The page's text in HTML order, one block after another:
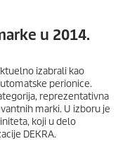
u 2014.
izabrali kao
perionice.
reprezentativna
marki. U izboru je
koji u delo
DEKRA.